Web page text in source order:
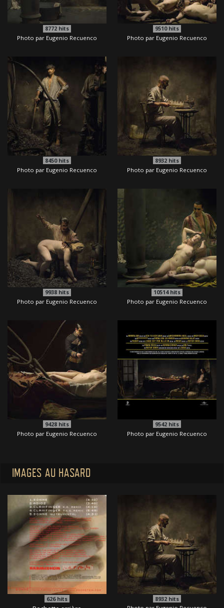
8772hits
Photo par Eugenio Recuenco
9510hits
Photo par Eugenio Recuenco
8450hits
Photo par Eugenio Recuenco
8932 hits
Photo par Eugenio Recuenco
9938hits
Photo par Eugenio Recuenco
10514hits
Photo par Eugenio Recuenco
9428hits
Photo par Eugenio Recuenco
9542 hits
Photo par Eugenio Recuenco
IMAGES AU HASARD
626hits 8932 hits